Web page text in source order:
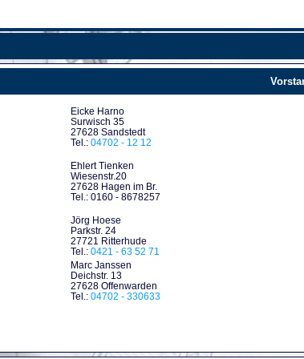
Eicke Harno
Surwisch 35
27628 Sandstedt
Tel.: 04702 - 12 12
Ehlert Tienken
Wiesenstr.20
27628 Hagen im Br.
Tel.: 0160 - 8678257
Jörg Hoese
Parkstr. 24
27721 Ritterhude
Tel.: 0421 - 63 52 71
Marc Janssen
Deichstr. 13
27628 Offenwarden
Tel.: 04702 - 330633